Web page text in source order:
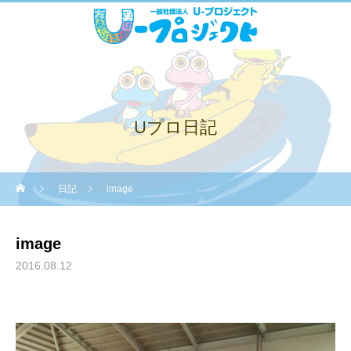
Uプロ日記
日記 image
image
2016.08.12